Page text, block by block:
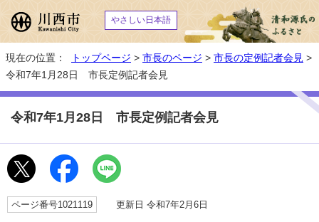
やさしい日本語
現在の位置： トップページ > 市長のページ > 市長の定例記者会見 >
令和7年1月28日 市長定例記者会見
令和7年1月28日 市長定例記者会見
ページ番号1021119 更新日 令和7年2月6日